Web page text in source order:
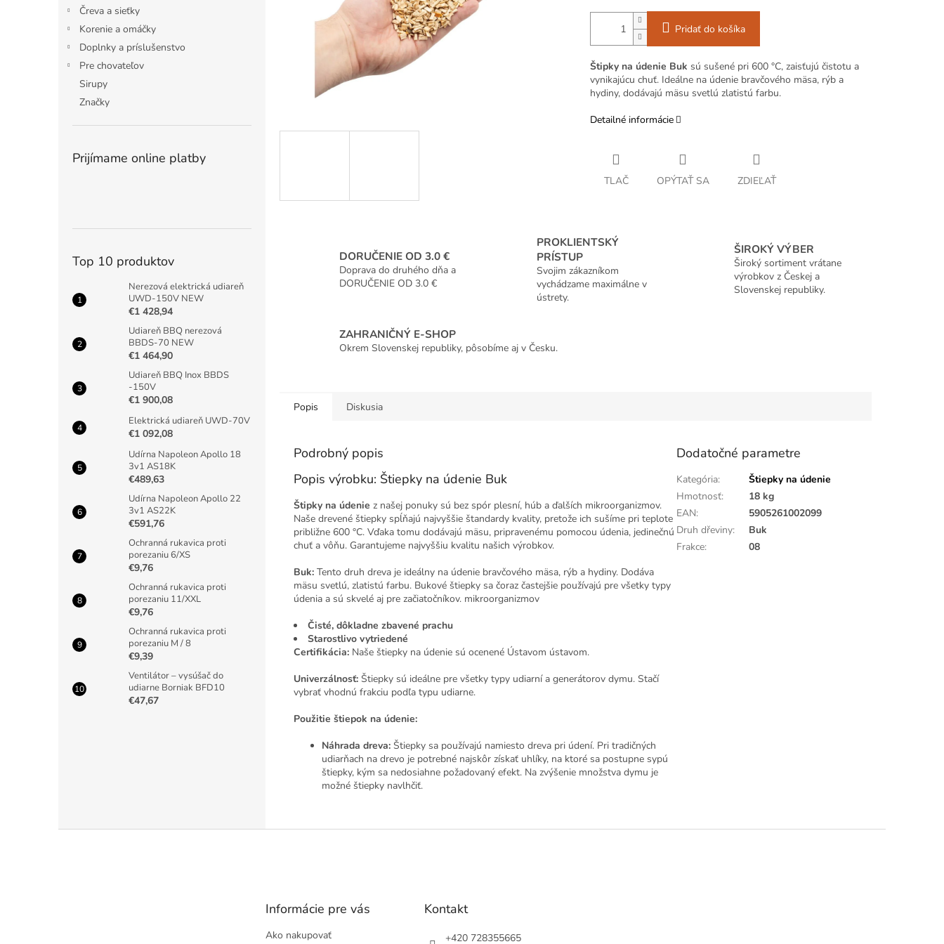
Čreva a sieťky
Korenie a omáčky
Doplnky a príslušenstvo
Pre chovateľov
Sirupy
Značky
Prijímame online platby
Top 10 produktov
Nerezová elektrická udiareň
UWD-150V NEW
€1 428,94
Udiareň BBQ nerezová
BBDS-70 NEW
€1 464,90
Udiareň BBQ Inox BBDS
-150V
€1 900,08
Elektrická udiareň UWD-70V
€1 092,08
Udírna Napoleon Apollo 18
3v1 AS18K
€489,63
Udírna Napoleon Apollo 22
3v1 AS22K
€591,76
Ochranná rukavica proti
porezaniu 6/XS
€9,76
Ochranná rukavica proti
porezaniu 11/XXL
€9,76
Ochranná rukavica proti
porezaniu M / 8
€9,39
Ventilátor – vysúšač do
udiarne Borniak BFD10
€47,67
Pridať do košíka
Štipky na údenie Buk sú sušené pri 600 °C, zaisťujú čistotu a
vynikajúcu chuť. Ideálne na údenie bravčového mäsa, rýb a
hydiny, dodávajú mäsu svetlú zlatistú farbu.
Detailné informácie
TLAČ OPÝTAŤ SA ZDIEĽAŤ
DORUČENIE OD 3.0 €
Doprava do druhého dňa a
DORUČENIE OD 3.0 €
PROKLIENTSKÝ
PRÍSTUP
Svojim zákazníkom
vychádzame maximálne v
ústrety.
ŠIROKÝ VÝBER
Široký sortiment vrátane
výrobkov z Českej a
Slovenskej republiky.
ZAHRANIČNÝ E-SHOP
Okrem Slovenskej republiky, pôsobíme aj v Česku.
Popis Diskusia
Podrobný popis
Popis výrobku: Štiepky na údenie Buk
Štipky na údenie z našej ponuky sú bez spór plesní, húb a ďalších mikroorganizmov.
Naše drevené štiepky spĺňajú najvyššie štandardy kvality, pretože ich sušíme pri teplote
približne 600 °C. Vďaka tomu dodávajú mäsu, pripravenému pomocou údenia, jedinečnú
chuť a vôňu. Garantujeme najvyššiu kvalitu našich výrobkov.
Buk: Tento druh dreva je ideálny na údenie bravčového mäsa, rýb a hydiny. Dodáva
mäsu svetlú, zlatistú farbu. Bukové štiepky sa čoraz častejšie používajú pre všetky typy
údenia a sú skvelé aj pre začiatočníkov. mikroorganizmov
Čisté, dôkladne zbavené prachu
Starostlivo vytriedené
Certifikácia: Naše štiepky na údenie sú ocenené Ústavom ústavom.
Univerzálnosť: Štiepky sú ideálne pre všetky typy udiarní a generátorov dymu. Stačí
vybrať vhodnú frakciu podľa typu udiarne.
Použitie štiepok na údenie:
Náhrada dreva: Štiepky sa používajú namiesto dreva pri údení. Pri tradičných
udiarňach na drevo je potrebné najskôr získať uhlíky, na ktoré sa postupne sypú
štiepky, kým sa nedosiahne požadovaný efekt. Na zvýšenie množstva dymu je
možné štiepky navlhčiť.
Dodatočné parametre
Kategória:
Štiepky na údenie
Hmotnosť:
18 kg
EAN:
5905261002099
Druh dřeviny:
Buk
Frakce: 08
Informácie pre vás
Ako nakupovať
Kontakt
+420 728355665